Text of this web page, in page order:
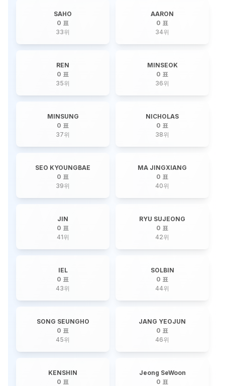
SAHO
0 표
33위
AARON
0 표
34위
REN
0 표
35위
MINSEOK
0 표
36위
MINSUNG
0 표
37위
NICHOLAS
0 표
38위
SEO KYOUNGBAE
0 표
39위
MA JINGXIANG
0 표
40위
JIN
0 표
41위
RYU SUJEONG
0 표
42위
IEL
0 표
43위
SOLBIN
0 표
44위
SONG SEUNGHO
0 표
45위
JANG YEOJUN
0 표
46위
KENSHIN
0 표
Jeong SeWoon
0 표